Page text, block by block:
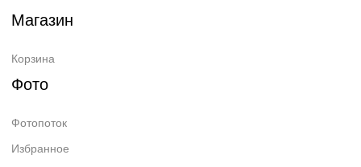
Магазин
Корзина
Фото
Фотопоток
Избранное